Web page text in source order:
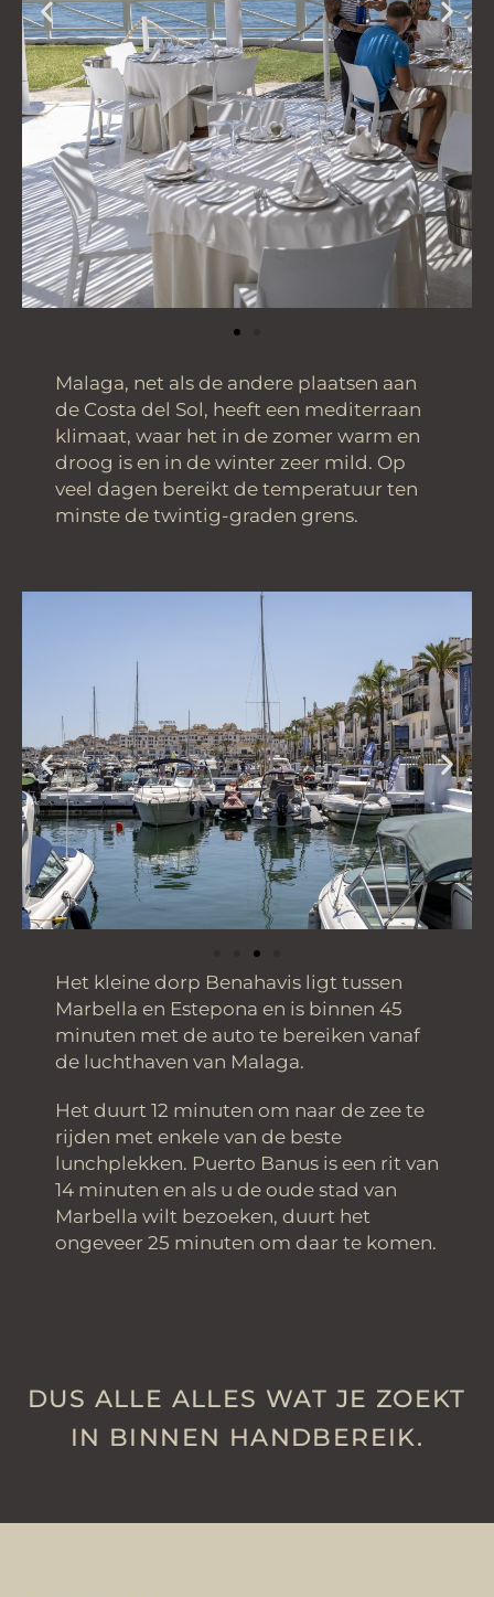
Malaga, net als de andere plaatsen aan
de Costa del Sol, heeft een mediterraan
klimaat, waar het in de zomer warm en
droog is en in de winter zeer mild. Op
veel dagen bereikt de temperatuur ten
minste de twintig-graden grens.
Het kleine dorp Benahavis ligt tussen
Marbella en Estepona en is binnen 45
minuten met de auto te bereiken vanaf
de luchthaven van Malaga.
Het duurt 12 minuten om naar de zee te
rijden met enkele van de beste
lunchplekken. Puerto Banus is een rit van
14 minuten en als u de oude stad van
Marbella wilt bezoeken, duurt het
ongeveer 25 minuten om daar te komen.
DUS ALLE ALLES WAT JE ZOEKT
IN BINNEN HANDBEREIK.